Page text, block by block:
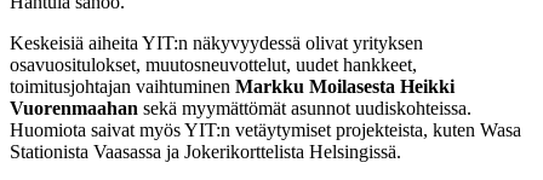
Keskeisiä aiheita YIT:n näkyvyydessä olivat yrityksen
osavuositulokset, muutosneuvottelut, uudet hankkeet,
toimitusjohtajan vaihtuminen Markku Moilasesta Heikki
Vuorenmaahan sekä myymättömät asunnot uudiskohteissa.
Huomiota saivat myös YIT:n vetäytymiset projekteista, kuten Wasa
Stationista Vaasassa ja Jokerikorttelista Helsingissä.